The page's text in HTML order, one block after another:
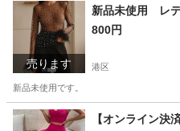
東京 港区 ワンピース ホリ
売ります
新品未使用 レ
800円
港区
新品未使用です。
東京 港区 シャツ 新品
【オンライン決